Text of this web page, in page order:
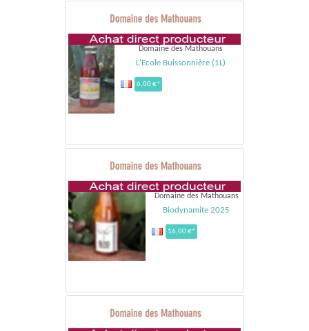
Domaine des Mathouans
L'Ecole Buissonnière (1L)
6,00 €*
Domaine des Mathouans
Biodynamite 2025
16,00 €*